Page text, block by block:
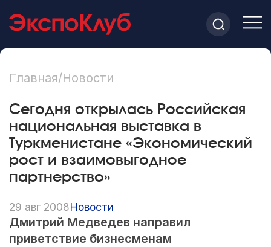
Главная/Новости
Сегодня открылась Российская
национальная выставка в
Туркменистане «Экономический
рост и взаимовыгодное
партнерство»
29 авг 2008Новости
Дмитрий Медведев направил
приветствие бизнесменам